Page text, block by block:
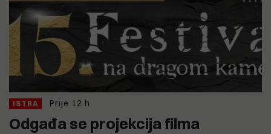
ISTRA Prije 12 h
Odgađa se projekcija filma